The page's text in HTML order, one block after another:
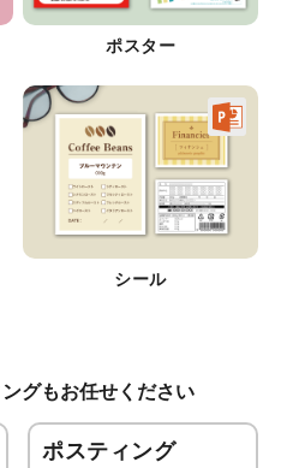
ポスター
シール
グもお任せください
ポスティング